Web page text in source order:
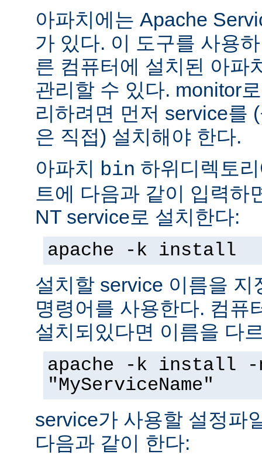
아파치에는 Apache
가 있다. 이 도구를 사용
른 컴퓨터에 설치된 아파
관리할 수 있다. monitor
리하려면 먼저 service를
은 직접) 설치해야 한다.
아파치 bin 하위디렉토
트에 다음과 같이 입력하
NT service로 설치한다:
apache -k install
설치할 service 이름을 지
명령어를 사용한다. 컴퓨
설치되있다면 이름을 다
apache -k install -
"MyServiceName"
service가 사용할 설정파
다음과 같이 한다: